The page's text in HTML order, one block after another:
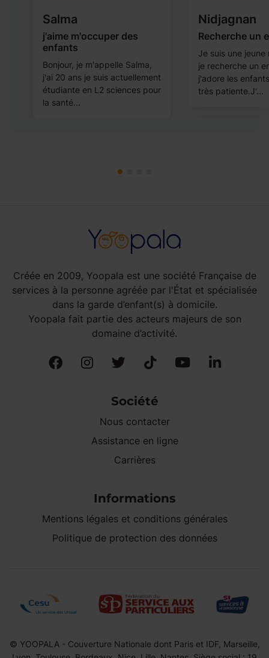
Salma
j'aime m'occuper des
enfants
Bonjour, je m'appelle Salma,
j'ai 20 ans je suis actuellement
étudiante en L2 sciences pour
la santé...
Nidjagnan
Recherche un
Je suis une jeune
je recherche un
j'adore les
très patiente.J'...
Créée en 2009, Yoopala est une société Française de
services à la personne agréée par l'État et spécialisée
dans la garde d’enfant(s) à domicile.
Yoopala fait partie des acteurs majeurs de son
domaine d’activité.
Société
Nous contacter
Assistance en ligne
Carrières
Informations
Mentions légales et conditions générales
Politique de protection des données
© YOOPALA - Couverture Nationale dont Paris et IDF, Marseille,